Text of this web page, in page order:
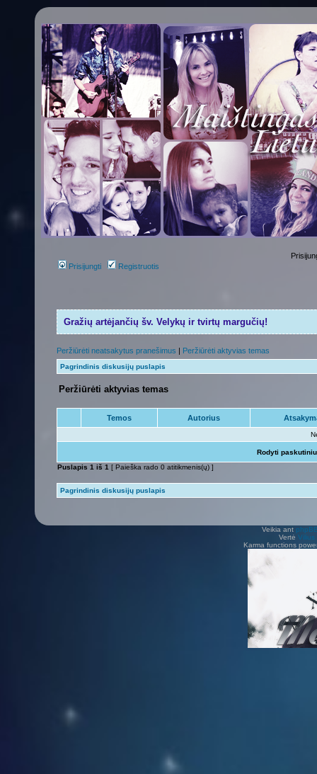
Prisijungti Registruotis
Gražių artėjančių šv. Velykų ir tvirtų margučių!
Peržiūrėti neatsakytus pranešimus | Peržiūrėti aktyvias temas
Pagrindinis diskusijų puslapis
Peržiūrėti aktyvias temas
Temos Autorius
Rodyti
Puslapis 1 iš 1 [ Paieška rado 0 atitikmenis(ų) ]
Pagrindinis diskusijų puslapis
Veikia ant
Vertė Vilius
Karma functions